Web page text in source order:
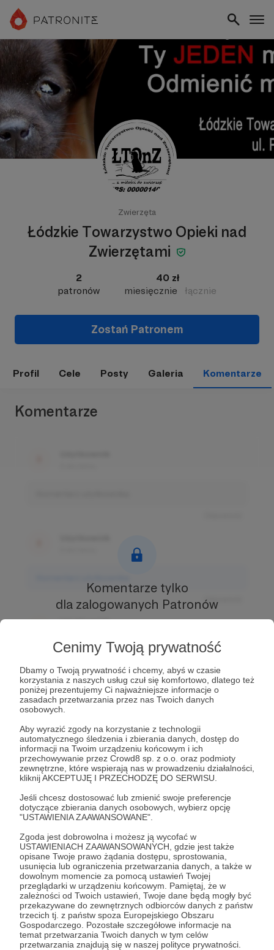
Cenimy Twoją prywatność
Dbamy o Twoją prywatność i chcemy, abyś w czasie
korzystania z naszych usług czuł się komfortowo, dlatego też
poniżej prezentujemy Ci najważniejsze informacje o
zasadach przetwarzania przez nas Twoich danych
osobowych.
Aby wyrazić zgody na korzystanie z technologii
automatycznego śledzenia i zbierania danych, dostęp do
informacji na Twoim urządzeniu końcowym i ich
przechowywanie przez Crowd8 sp. z o.o. oraz podmioty
zewnętrzne, które wspierają nas w prowadzeniu działalności,
kliknij AKCEPTUJĘ I PRZECHODZĘ DO SERWISU.
Jeśli chcesz dostosować lub zmienić swoje preferencje
dotyczące zbierania danych osobowych, wybierz opcję
"USTAWIENIA ZAAWANSOWANE".
Zgoda jest dobrowolna i możesz ją wycofać w
USTAWIENIACH ZAAWANSOWANYCH, gdzie jest także
opisane Twoje prawo żądania dostępu, sprostowania,
usunięcia lub ograniczenia przetwarzania danych, a także w
dowolnym momencie za pomocą ustawień Twojej
przeglądarki w urządzeniu końcowym. Pamiętaj, że w
zależności od Twoich ustawień, Twoje dane będą mogły być
przekazywane do zewnętrznych odbiorców danych z państw
trzecich tj. z państw spoza Europejskiego Obszaru
Gospodarczego. Pozostałe szczegółowe informacje na
temat przetwarzania Twoich danych w tym celów
przetwarzania znajdują się w naszej polityce prywatności.
Zwierzęta
Łódzkie Towarzystwo Opieki nad
Zwierzętami
2
patronów
40 zł
miesięcznie
łącznie
Zostań Patronem
Profil Cele Posty Galeria Komentarze
Komentarze
Odpowiedz
Użytkownik
Odpowiedz
Użytkownik
Komentarz użytkownika
Odpowiedz
Komentarze tylko
dla zalogowanych Patronów
dostęp!
Zostań Patronem
Dołącz do grona Patronów!
Wesprzyj działalność AutoraŁódzkie Towarzystwo
Opieki nad Zwierzętamijuż teraz!